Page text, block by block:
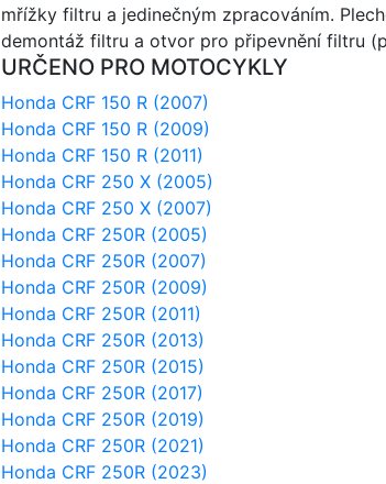
mřížky filtru a jedinečným zpracováním.
demontáž filtru a otvor pro připevnění filtru
URČENO PRO MOTOCYKLY
Honda CRF 150 R (2007)
Honda CRF 150 R (2009)
Honda CRF 150 R (2011)
Honda CRF 250 X (2005)
Honda CRF 250 X (2007)
Honda CRF 250R (2005)
Honda CRF 250R (2007)
Honda CRF 250R (2009)
Honda CRF 250R (2011)
Honda CRF 250R (2013)
Honda CRF 250R (2015)
Honda CRF 250R (2017)
Honda CRF 250R (2019)
Honda CRF 250R (2021)
Honda CRF 250R (2023)